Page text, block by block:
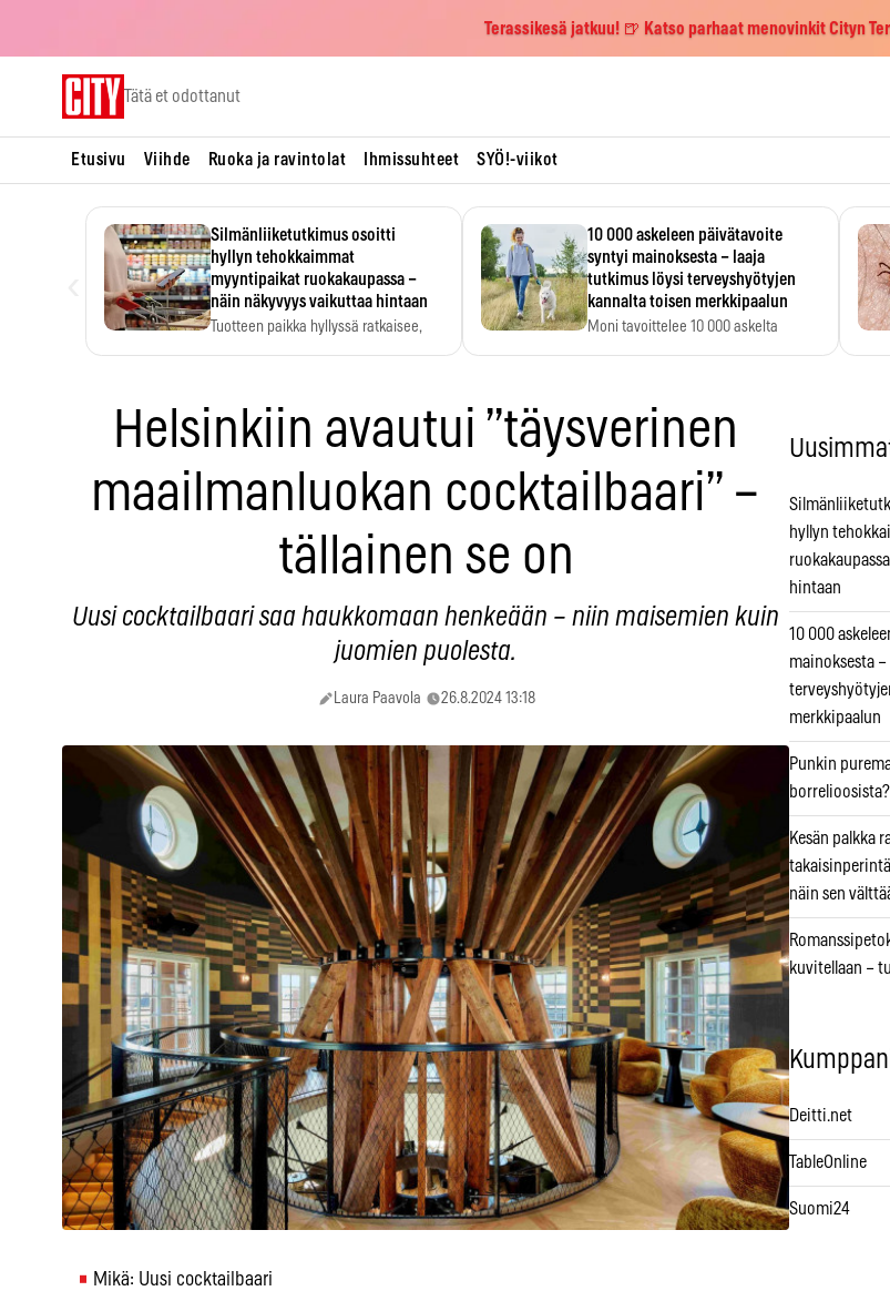
Terassikesä jatkuu! 🍺 Katso parhaat menovinkit Cityn
Tätä et odottanut
Etusivu Viihde Ruoka ja ravintolat Ihmissuhteet SYÖ!-viikot
Silmänliiketutkimus osoitti
hyllyn tehokkaimmat
myyntipaikat ruokakaupassa –
näin näkyvyys vaikuttaa hintaan
Tuotteen paikka hyllyssä ratkaisee,
10 000 askeleen päivätavoite
syntyi mainoksesta – laaja
tutkimus löysi terveyshyötyjen
kannalta toisen merkkipaalun
Moni tavoittelee 10 000 askelta
Helsinkiin avautui ”täysverinen
maailmanluokan cocktailbaari” –
tällainen se on
Uusi cocktailbaari saa haukkomaan henkeään – niin maisemien kuin
juomien puolesta.
Laura Paavola 26.8.2024 13:18
Mikä: Uusi cocktailbaari
hyllyn
hintaan
10 000
mainoksesta
merkkipaalun
Punkin
borrelioosista?
Kesän palkka
näin sen
kuvitellaan –
Deitti.net
TableOnline
Suomi24